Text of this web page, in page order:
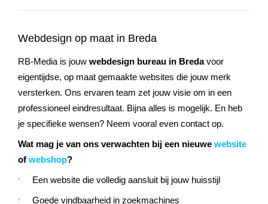
Webdesign op maat in Breda
RB-Media is jouw webdesign bureau in Bredavoor
eigentijdse, op maat gemaakte websites die jouw merk
versterken. Ons ervaren team zet jouw visie om in een
professioneel eindresultaat. Bijna alles is mogelijk. En heb
je specifieke wensen? Neem vooral even contact op.
Wat mag je van ons verwachten bij een nieuwe website
of webshop?
Een website die volledig aansluit bij jouw huisstijl
Goede vindbaarheid in zoekmachines